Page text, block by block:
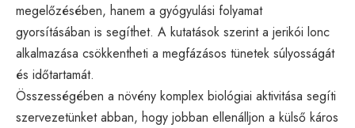
megelőzésében, hanem a gyógyulási folyamat
gyorsításában is segíthet. A kutatások szerint a jerikói lonc
alkalmazása csökkentheti a megfázásos tünetek súlyosságát
és időtartamát.
Összességében a növény komplex biológiai aktivitása segíti
szervezetünket abban, hogy jobban ellenálljon a külső káros